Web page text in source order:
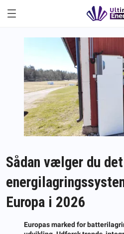
Sådan vælger du
Europa i 2026
Europas marked for